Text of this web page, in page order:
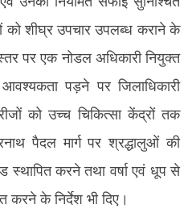
को शीघ्र उपचार उपलब्ध कराने के
पर एक नोडल अधिकारी नियुक्त
पड़ने पर जिलाधिकारी
को उच्च चिकित्सा केंद्रों तक
पैदल मार्ग पर श्रद्धालुओं की
स्थापित करने तथा वर्षा एवं धूप से
करने के निर्देश भी दिए।